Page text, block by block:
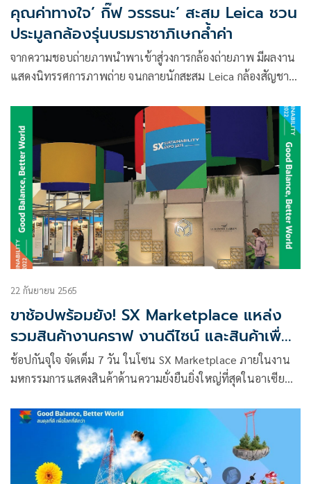
คุณค่าทางใจ’ กิ๊ฟ วรรธนะ’ สะสม Leica ชวน
ประมูลกล้องรุ่นบรมราชาภิเษกล้ำค่า
จากความชอบถ่ายภาพนำพาเข้าสู่วงการกล้องถ่ายภาพ มีผลงาน
แสดงนิทรรศการภาพถ่าย จนกลายนักสะสม Leica กล้องสัญชาติ
22 กันยายน 2565
ขาช้อปพร้อมยัง! SX Marketplace แหล่ง
รวมสินค้างานคราฟ งานดีไซน์ และสินค้าเพื่อ
ความยั่งยืน
ช้อปกันจุใจ จัดเต็ม 7 วัน ในโซน SX Marketplace ภายในงาน
มหกรรมการแสดงสินค้าด้านความยั่งยืนยิ่งใหญ่ที่สุดในอาเซียน
เพลินกับสินค้า